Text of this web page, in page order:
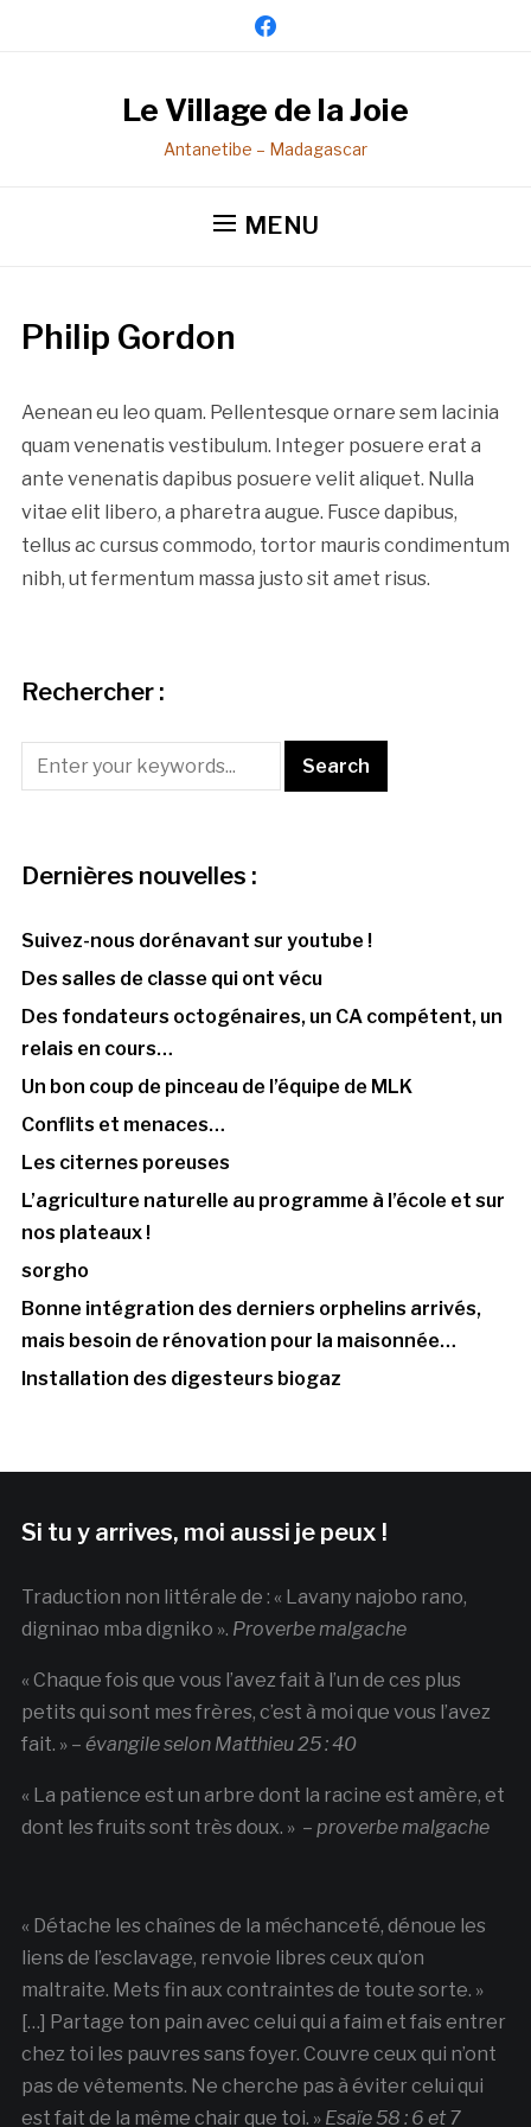
facebook
Le Village de la Joie
Antanetibe – Madagascar
MENU
Philip Gordon
Aenean eu leo quam. Pellentesque ornare sem lacinia
quam venenatis vestibulum. Integer posuere erat a
ante venenatis dapibus posuere velit aliquet. Nulla
vitae elit libero, a pharetra augue. Fusce dapibus,
tellus ac cursus commodo, tortor mauris condimentum
nibh, ut fermentum massa justo sit amet risus.
Rechercher :
Dernières nouvelles :
Suivez-nous dorénavant sur youtube !
Des salles de classe qui ont vécu
Des fondateurs octogénaires, un CA compétent, un
relais en cours…
Un bon coup de pinceau de l’équipe de MLK
Conflits et menaces…
Les citernes poreuses
L’agriculture naturelle au programme à l’école et sur
nos plateaux !
sorgho
Bonne intégration des derniers orphelins arrivés,
mais besoin de rénovation pour la maisonnée…
Installation des digesteurs biogaz
Si tu y arrives, moi aussi je peux !
Traduction non littérale de : « Lavany najobo rano,
digninao mba digniko ». Proverbe malgache
« Chaque fois que vous l’avez fait à l’un de ces plus
petits qui sont mes frères, c’est à moi que vous l’avez
fait. » – évangile selon Matthieu 25 : 40
« La patience est un arbre dont la racine est amère, et
dont les fruits sont très doux. » – proverbe malgache
« Détache les chaînes de la méchanceté, dénoue les
liens de l’esclavage, renvoie libres ceux qu’on
maltraite. Mets fin aux contraintes de toute sorte. »
[…] Partage ton pain avec celui qui a faim et fais entrer
chez toi les pauvres sans foyer. Couvre ceux qui n’ont
pas de vêtements. Ne cherche pas à éviter celui qui
est fait de la même chair que toi. » Esaïe 58 : 6 et 7